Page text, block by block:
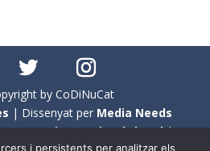
by CoDiNuCat
| Dissenyat per Media Needs
aCoDiNuCat |Avís legal|
i persistents per analitzar els